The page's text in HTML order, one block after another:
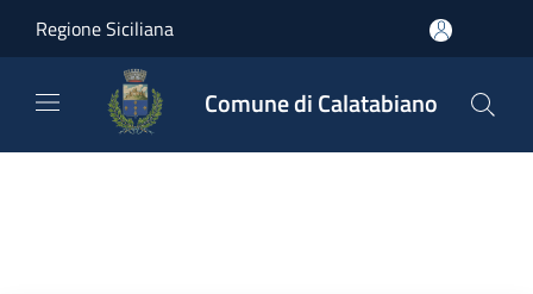
Regione Siciliana
Comune di Calatabiano